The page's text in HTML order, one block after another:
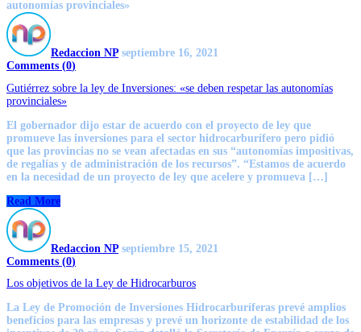
Redaccion NP septiembre 16, 2021
Comments (0)
Gutiérrez sobre la ley de Inversiones: «se deben respetar las autonomías
provinciales»
El gobernador dijo estar de acuerdo con el proyecto de ley que
promueve las inversiones para el sector hidrocarburífero pero pidió
que las provincias no se vean afectadas en sus “autonomías impositivas,
de regalías y de administración de los recursos”. “Estamos de acuerdo
en la necesidad de un proyecto de ley que acelere y promueva […]
Read More
Redaccion NP septiembre 15, 2021
Comments (0)
Los objetivos de la Ley de Hidrocarburos
La Ley de Promoción de Inversiones Hidrocarburíferas prevé amplios
beneficios para las empresas y prevé un horizonte de estabilidad de los